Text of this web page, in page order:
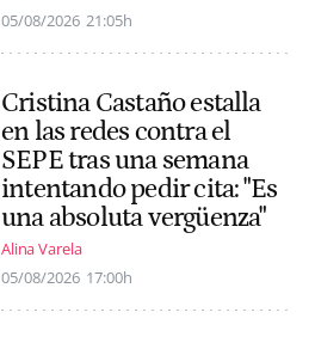
05/08/2026 21:05h
Cristina Castaño estalla
en las redes contra el
SEPE tras una semana
intentando pedir cita: "Es
una absoluta vergüenza"
Alina Varela
05/08/2026 17:00h